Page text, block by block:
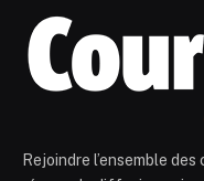
Rejoindre l’ensemble